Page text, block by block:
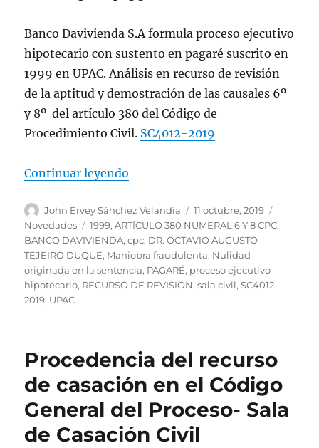
Banco Davivienda S.A formula proceso ejecutivo
hipotecario con sustento en pagaré suscrito en
1999 en UPAC. Análisis en recurso de revisión
de la aptitud y demostración de las causales 6º
y 8º del artículo 380 del Código de
Procedimiento Civil. SC4012-2019
Continuar leyendo
Autor
John Ervey Sánchez Velandia
Publicado
el
11 octubre, 2019
Novedades
Etiquetas
1999,ARTÍCULO 380 NUMERAL 6 Y 8 CPC,
BANCO DAVIVIENDA,cpc, DR. OCTAVIO AUGUSTO
TEJEIRO DUQUE, Maniobra fraudulenta, Nulidad
originada en la sentencia, PAGARÉ, proceso ejecutivo
hipotecario, RECURSO DE REVISIÓN,sala civil,SC4012-
2019, UPAC
Procedencia del recurso
de casación en el Código
General del Proceso- Sala
de Casación Civil